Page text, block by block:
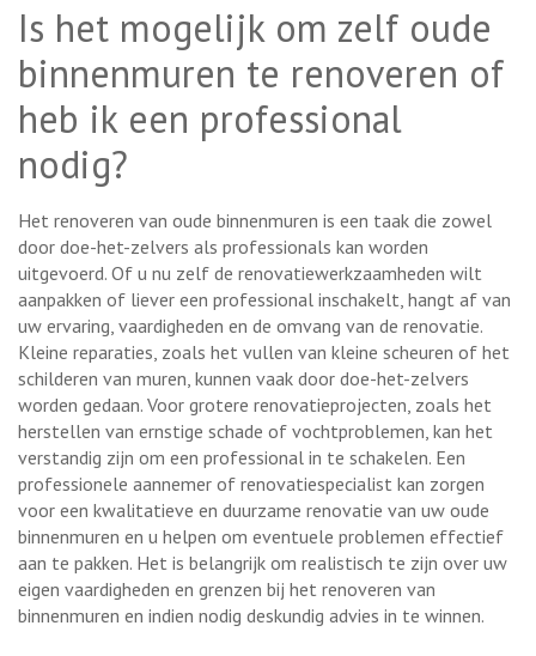
Is het mogelijk om zelf oude
binnenmuren te renoveren of
heb ik een professional
nodig?
Het renoveren van oude binnenmuren is een taak die zowel
door doe-het-zelvers als professionals kan worden
uitgevoerd. Of u nu zelf de renovatiewerkzaamheden wilt
aanpakken of liever een professional inschakelt, hangt af van
uw ervaring, vaardigheden en de omvang van de renovatie.
Kleine reparaties, zoals het vullen van kleine scheuren of het
schilderen van muren, kunnen vaak door doe-het-zelvers
worden gedaan. Voor grotere renovatieprojecten, zoals het
herstellen van ernstige schade of vochtproblemen, kan het
verstandig zijn om een professional in te schakelen. Een
professionele aannemer of renovatiespecialist kan zorgen
voor een kwalitatieve en duurzame renovatie van uw oude
binnenmuren en u helpen om eventuele problemen effectief
aan te pakken. Het is belangrijk om realistisch te zijn over uw
eigen vaardigheden en grenzen bij het renoveren van
binnenmuren en indien nodig deskundig advies in te winnen.